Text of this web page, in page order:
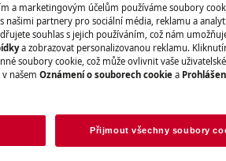
Objednejte si
V oblasti, ve
Fixní cena
kvalifikovaní
zkontrolujeme,
potřeby
a marketingovým účelům používáme soubory
našimi partnery pro sociální média, reklamu a
souhlas s jejich používáním, což nám
a zobrazovat personalizovanou reklamu.
soubory cookie, což může ovlivnit vaše
našem Oznámení o souborech cookie a
Přijmout všechny soubory